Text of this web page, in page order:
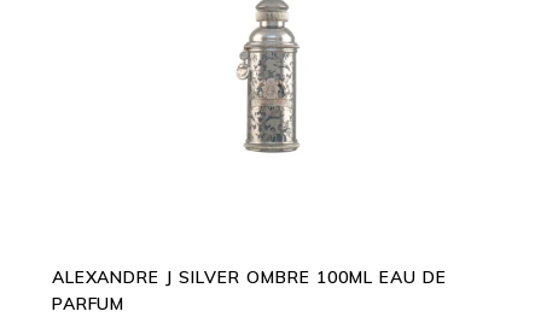
ADD TO CART
ALEXANDRE J SILVER OMBRE 100ML EAU DE
PARFUM